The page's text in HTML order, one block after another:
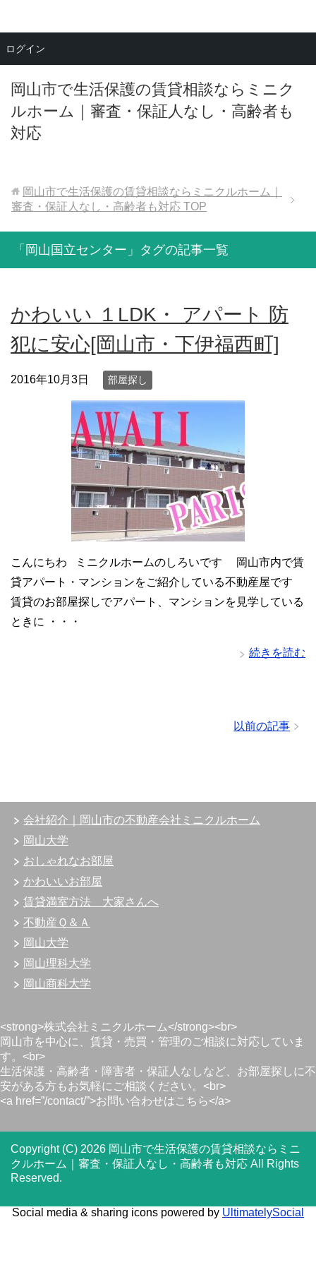
岡山市で生活保護の賃貸相談ならミニク
ルホーム｜審査・保証人なし・高齢者も
対応
メニュー
岡山市で生活保護の賃貸相談ならミニクルホーム｜
審査・保証人なし・高齢者も対応 TOP
「岡山国立センター」タグの記事一覧
かわいい １LDK・ アパート 防
犯に安心[岡山市・下伊福西町]
2016年10月3日 部屋探し
こんにちわ ミニクルホームのしろいです 岡山市内で賃
貸アパート・マンションをご紹介している不動産屋です
賃貸のお部屋探しでアパート、マンションを見学している
ときに ・・・
続きを読む
以前の記事
会社紹介｜岡山市の不動産会社ミニクルホーム
岡山大学
おしゃれなお部屋
かわいいお部屋
賃貸満室方法 大家さんへ
不動産Ｑ＆Ａ
岡山大学
岡山理科大学
岡山商科大学
<strong>株式会社ミニクルホーム</strong><br>
岡山市を中心に、賃貸・売買・管理のご相談に対応していま
す。<br>
生活保護・高齢者・障害者・保証人なしなど、お部屋探しに不
安がある方もお気軽にご相談ください。<br>
<a href=”/contact/”>お問い合わせはこちら</a>
Copyright (C) 2026 岡山市で生活保護の賃貸相談ならミニ
クルホーム｜審査・保証人なし・高齢者も対応 All Rights
Reserved.
Social media & sharing icons powered by UltimatelySocial
ログイン